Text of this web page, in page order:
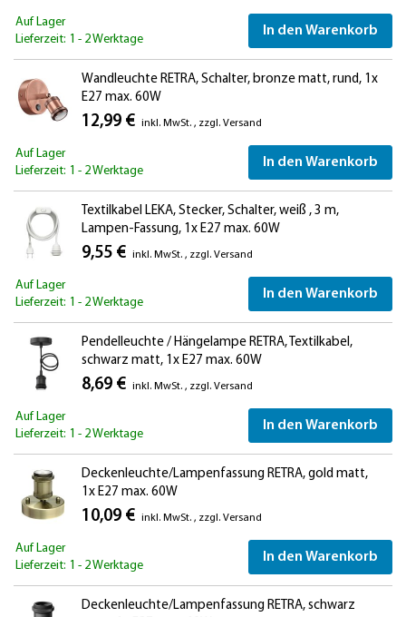
Auf Lager
Lieferzeit: 1 - 2 Werktage
In den Warenkorb
Wandleuchte RETRA, Schalter, bronze matt, rund, 1x
E27 max. 60W
12,99 € inkl. MwSt. , zzgl. Versand
Auf Lager
Lieferzeit: 1 - 2 Werktage
In den Warenkorb
Textilkabel LEKA, Stecker, Schalter, weiß , 3 m,
Lampen-Fassung, 1x E27 max. 60W
9,55 € inkl. MwSt. , zzgl. Versand
Auf Lager
Lieferzeit: 1 - 2 Werktage
In den Warenkorb
Pendelleuchte / Hängelampe RETRA, Textilkabel,
schwarz matt, 1x E27 max. 60W
8,69 € inkl. MwSt. , zzgl. Versand
Auf Lager
Lieferzeit: 1 - 2 Werktage
In den Warenkorb
Deckenleuchte/Lampenfassung RETRA, gold matt,
1x E27 max. 60W
10,09 € inkl. MwSt. , zzgl. Versand
Auf Lager
Lieferzeit: 1 - 2 Werktage
In den Warenkorb
Deckenleuchte/Lampenfassung RETRA, schwarz